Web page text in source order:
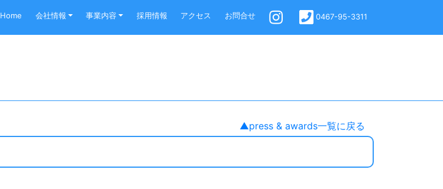
Home 会社情報 事業内容 採用情報 アクセス お問合せ 0467-95-3311
▲press & awards一覧に戻る